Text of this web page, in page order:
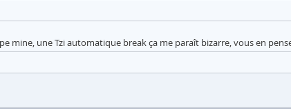
mine, une Tzi automatique break ça me paraît bizarre, vous en